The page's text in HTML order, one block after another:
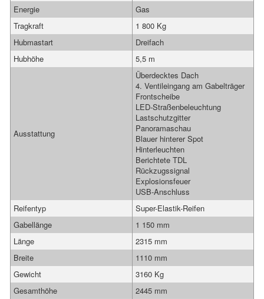
Energie
Gas
Tragkraft
1 800 Kg
Hubmastart
Dreifach
Hubhöhe
5,5 m
Ausstattung
Überdecktes Dach
4. Ventileingang am Gabelträger
Frontscheibe
LED-Straßenbeleuchtung
Lastschutzgitter
Panoramaschau
Blauer hinterer Spot
Hinterleuchten
Berichtete TDL
Rückzugssignal
Explosionsfeuer
USB-Anschluss
Reifentyp
Super-Elastik-Reifen
Gabellänge
1 150 mm
Länge
2315 mm
Breite
1110 mm
Gewicht
3160 Kg
Gesamthöhe
2445 mm